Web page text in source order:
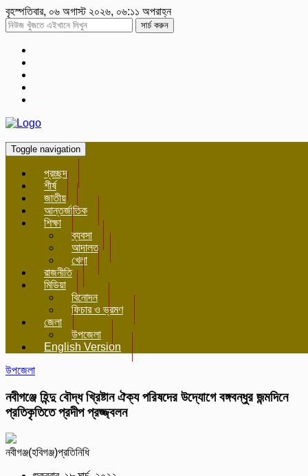
বৃহস্পতিবার, ০৬ অগাস্ট ২০২৬, ০৬:১১ অপরাহ্ন
সার্চ করুন
Toggle navigation
প্রচ্ছদ
শীর্ষ
জাতীয়
আন্তর্জাতিক
শিক্ষা
ব্যবসা
আদালত
খেলা
রাজনীতি
মিডিয়া
বিনোদন
ফিচার ও ভ্রমণ
জেলা
উপজেলা
English Version
উপজেলা
নবীগঞ্জে হিন্দু বৌদ্ধ খ্রিষ্টান ঐক্য পরিষদের উদ্যােগে বঙ্গবন্ধুর জন্মদিনে
প্রতিকৃতিতে প্রদীপ প্রজ্জ্বলন
নবীগঞ্জ(হবিগঞ্জ)প্রতিনিধি